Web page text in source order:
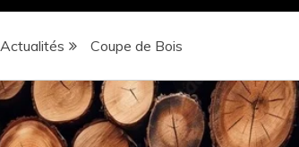
Actualités Coupe de Bois
ACTUALITÉS